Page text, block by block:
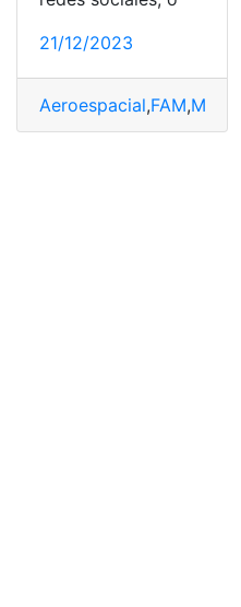
21/12/2023
Aeroespacial,FAM,México